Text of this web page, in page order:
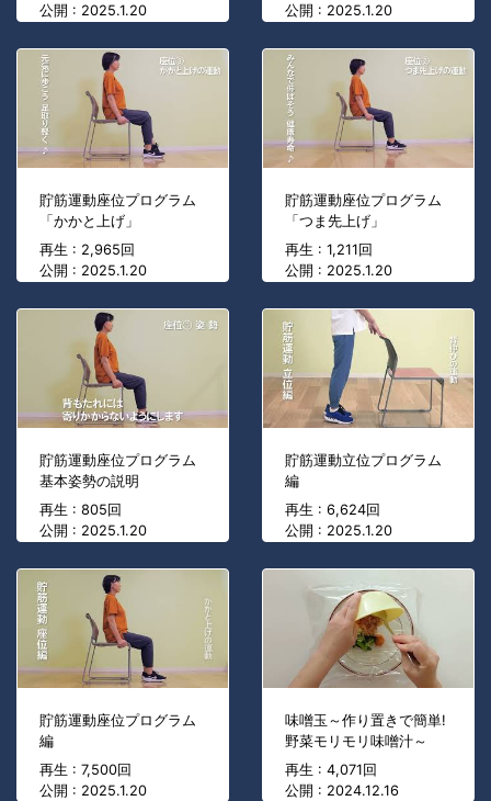
公開 : 2025.1.20
公開 : 2025.1.20
貯筋運動座位プログラム
「かかと上げ」
再生 : 2,965回
公開 : 2025.1.20
貯筋運動座位プログラム
「つま先上げ」
再生 : 1,211回
公開 : 2025.1.20
貯筋運動座位プログラム
基本姿勢の説明
再生 : 805回
公開 : 2025.1.20
貯筋運動立位プログラム
編
再生 : 6,624回
公開 : 2025.1.20
貯筋運動座位プログラム
編
再生 : 7,500回
公開 : 2025.1.20
味噌玉～作り置きで簡単!
野菜モリモリ味噌汁～
再生 : 4,071回
公開 : 2024.12.16